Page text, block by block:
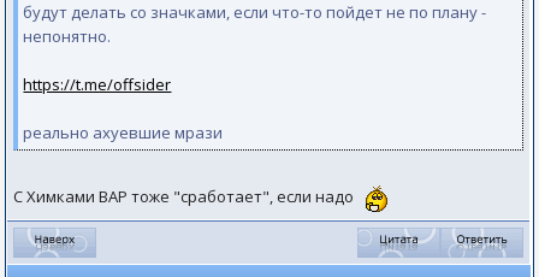
будут делать со значками, если что-то пойдет не по плану -
непонятно.
https://t.me/offsider
реально ахуевшие мрази
С Химками ВАР тоже "сработает", если надо